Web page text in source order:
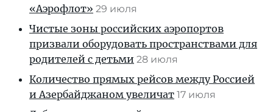
«Аэрофлот» 29 июля
Чистые зоны российских аэропортов
призвали оборудовать пространствами для
родителей с детьми 28 июля
Количество прямых рейсов между Россией
и Азербайджаном увеличат 17 июля